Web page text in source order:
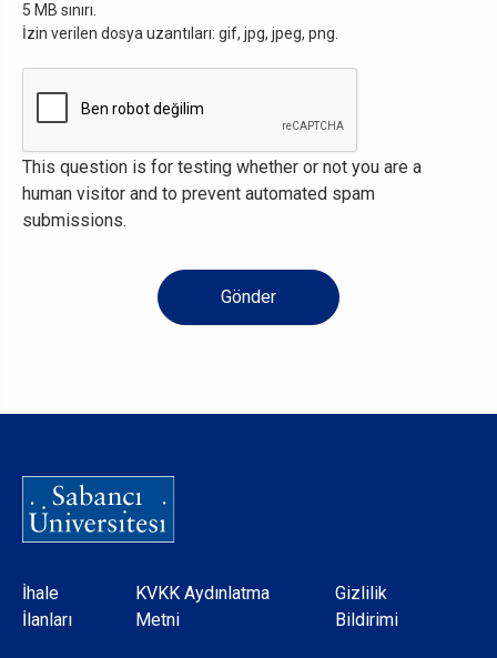
5 MB sınırı.
İzin verilen dosya uzantıları: gif, jpg, jpeg, png.
This question is for testing whether or not you are a
human visitor and to prevent automated spam
submissions.
Dipnot
İhale
İlanları
KVKK Aydınlatma
Metni
Gizlilik
Bildirimi